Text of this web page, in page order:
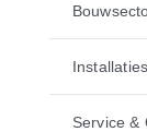
Service &